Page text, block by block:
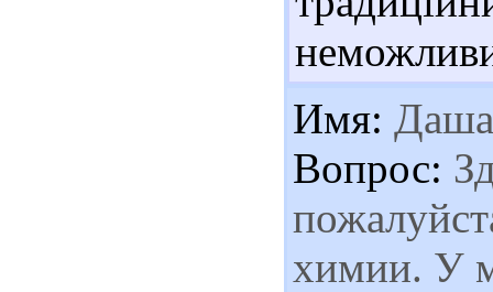
Имя: Даша
Вопрос:
химии. У